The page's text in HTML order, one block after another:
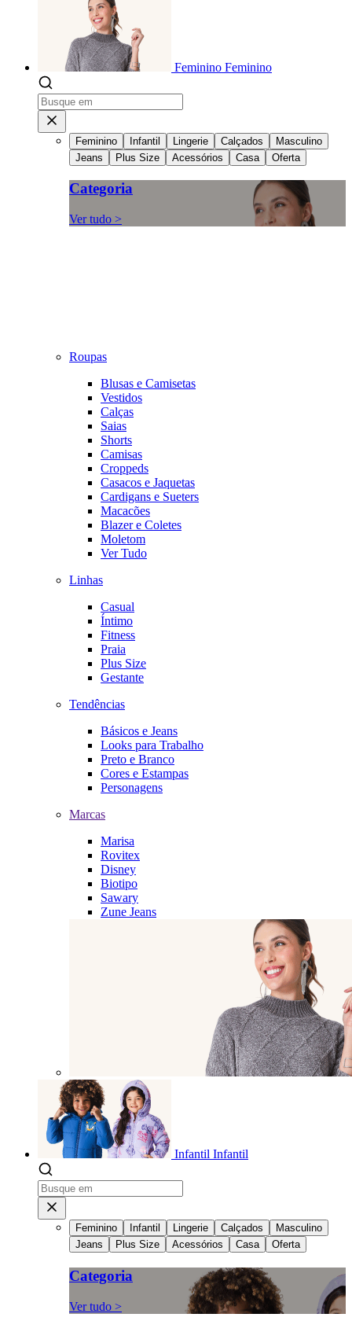
Feminino Feminino
Feminino Infantil Lingerie Calçados
Masculino
Jeans
Plus Size Acessórios Casa Oferta
Categoria
Ver tudo >
Roupas
Blusas e Camisetas
Vestidos
Calças
Saias
Shorts
Camisas
Croppeds
Casacos e Jaquetas
Cardigans e Sueters
Macacões
Blazer e Coletes
Moletom
Ver Tudo
Linhas
Casual
Íntimo
Fitness
Praia
Plus Size
Gestante
Tendências
Básicos e Jeans
Looks para Trabalho
Preto e Branco
Cores e Estampas
Personagens
Marcas
Marisa
Rovitex
Disney
Biotipo
Sawary
Zune Jeans
Infantil Infantil
Feminino Infantil Lingerie Calçados
Masculino
Jeans
Plus Size Acessórios Casa Oferta
Categoria
Ver tudo >